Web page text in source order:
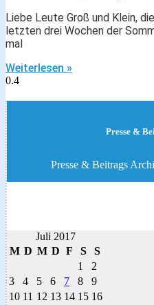
Liebe Leute Groß und Klein,
letzten drei Wochen der
mal
Weiterlesen »
Presse &
Presse & Beitrags
Juli 2017
M D M D F S
S
1
2
3
4 5 6 7 8
9
10 11 12 13 14 15 16